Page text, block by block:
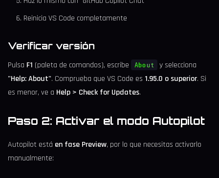
Reinicia VS Code completamente
Verificar versión
Pulsa F1 (paleta de comandos), escribe About
y selecciona
"Help: About". Comprueba que VS Code es 1.95.0 o superior. Si
es menor, ve a Help > Check for Updates.
Paso 2: Activar el modo Autopilot
Autopilot está en fase Preview, por lo que necesitas activarlo
manualmente: